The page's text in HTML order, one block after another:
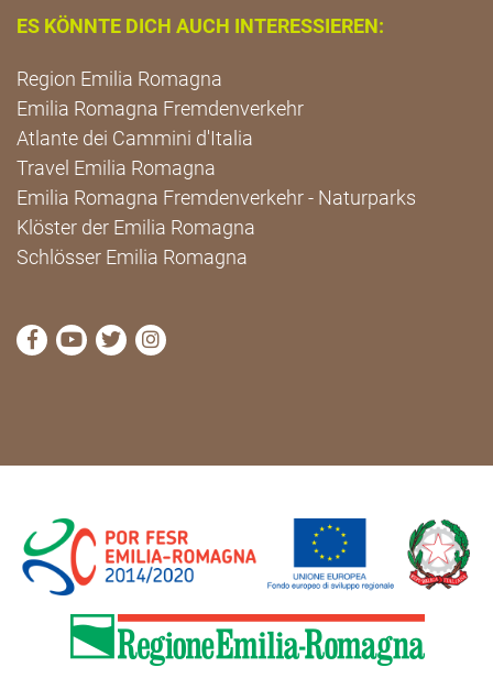
ES KÖNNTE DICH AUCH INTERESSIEREN:
Region Emilia Romagna
Emilia Romagna Fremdenverkehr
Atlante dei Cammini d'Italia
Travel Emilia Romagna
Emilia Romagna Fremdenverkehr - Naturparks
Klöster der Emilia Romagna
Schlösser Emilia Romagna
die Seite Facebook von Cammini Emilia-Romagna
die Seite YouTube von Cammini Emilia-
die Seite Twitter von Cammini Emilia-
die Seite Instagram von Cammini